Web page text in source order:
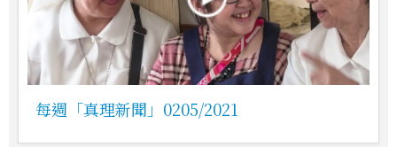
每週「真理新聞」0205/2021